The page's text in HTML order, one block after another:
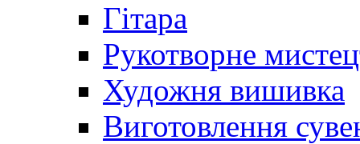
Гітара
Рукотворне
Художня вишивка
Виготовлення